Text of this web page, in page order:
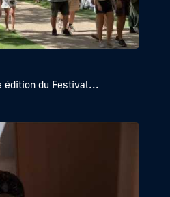
édition du Festival...